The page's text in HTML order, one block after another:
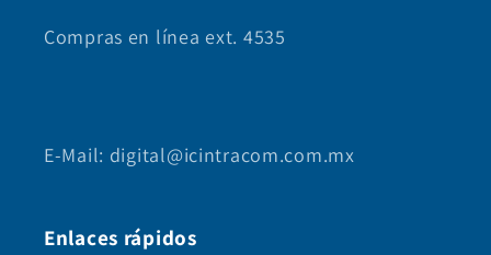
Compras en línea ext. 4535
E-Mail: digital@icintracom.com.mx
Enlaces rápidos